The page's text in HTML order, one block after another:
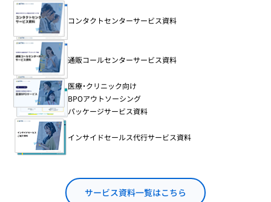
コンタクトセンターサービス資料
通販コールセンターサービス資料
医療・クリニック向け
BPOアウトソーシング
パッケージサービス資料
インサイドセールス代行サービス資料
サービス資料一覧はこちら